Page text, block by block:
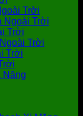
Trời
Ngoài Trời
Trời
Trời
Trời
Năng